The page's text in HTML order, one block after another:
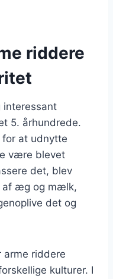
riddere
interessant
5. århundrede.
at udnytte
være blevet
det, blev
af æg og mælk,
det og
arme riddere
kulturer. I